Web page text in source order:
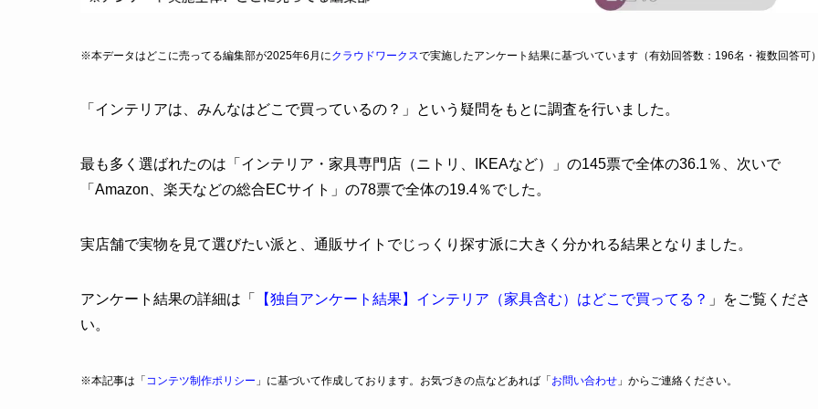
※本データはどこに売ってる編集部が2025年6月にクラウドワークスで実施したアンケート結果に基づいています（有効回答数：196名・複数回答可
「インテリアは、みんなはどこで買っているの？」という疑問をもとに調査を行いました。
最も多く選ばれたのは「インテリア・家具専門店（ニトリ、IKEAなど）」の145票で全体の36.1％、次いで
「Amazon、楽天などの総合ECサイト」の78票で全体の19.4％でした。
実店舗で実物を見て選びたい派と、通販サイトでじっくり探す派に大きく分かれる結果となりました。
アンケート結果の詳細は「 【独自アンケート結果】インテリア（家具含む）はどこで買ってる？ 」をご覧くださ
い。
※本記事は「 コンテツ制作ポリシー 」に基づいて作成しております。お気づきの点などあれば「 お問い合わせ 」からご連絡ください。